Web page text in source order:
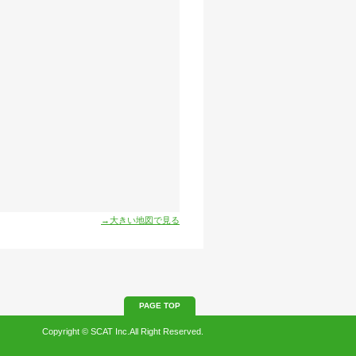
→大きい地図で見る
PAGE TOP
Copyright © SCAT Inc.All Right Reserved.